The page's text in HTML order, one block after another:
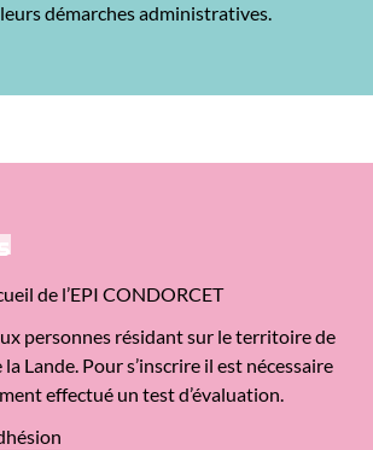
démarches administratives.
de l’EPI CONDORCET
personnes résidant sur le territoire de
Lande. Pour s’inscrire il est nécessaire
effectué un test d’évaluation.